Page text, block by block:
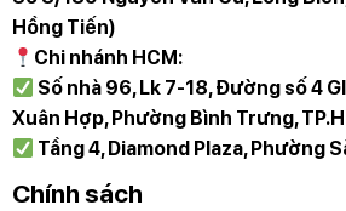
Bộ 4 Ly Nachtmann 101966 không
hoàn hảo cho bản thân mà còn là món
Hồng Tiến)
Chi nhánh HCM:
Số nhà 96, Lk 7-18, Đường số 4
Xuân Hợp, Phường Bình Trưng,
Tầng 4, Diamond Plaza, Phường
Chính sách